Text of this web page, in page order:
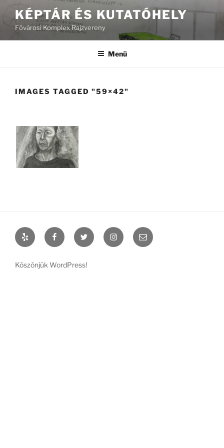
Tartalomhoz
KÉPTÁR ÉS KUTATÓHELY
Fővárosi Komplex Rajzvereny
Menü
IMAGES TAGGED "59×42"
Yelp FacebookTwitter InstagramEmail
Köszönjük WordPress!